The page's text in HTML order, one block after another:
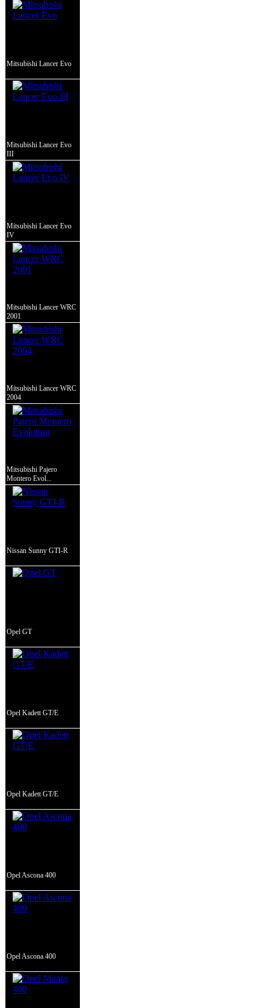
Mitsubishi Lancer Evo
Mitsubishi Lancer Evo
III
Mitsubishi Lancer Evo
IV
Mitsubishi Lancer WRC
2001
Mitsubishi Lancer WRC
2004
Mitsubishi Pajero
Montero Evol...
Nissan Sunny GTI-R
Opel GT
Opel Kadett GT/E
Opel Kadett GT/E
Opel Ascona 400
Opel Ascona 400